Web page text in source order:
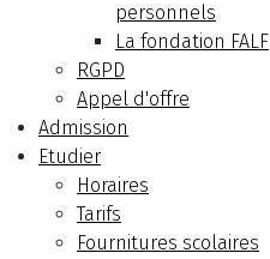
personnels
La fondation FALF
RGPD
Appel d'offre
Admission
Etudier
Horaires
Tarifs
Fournitures scolaires